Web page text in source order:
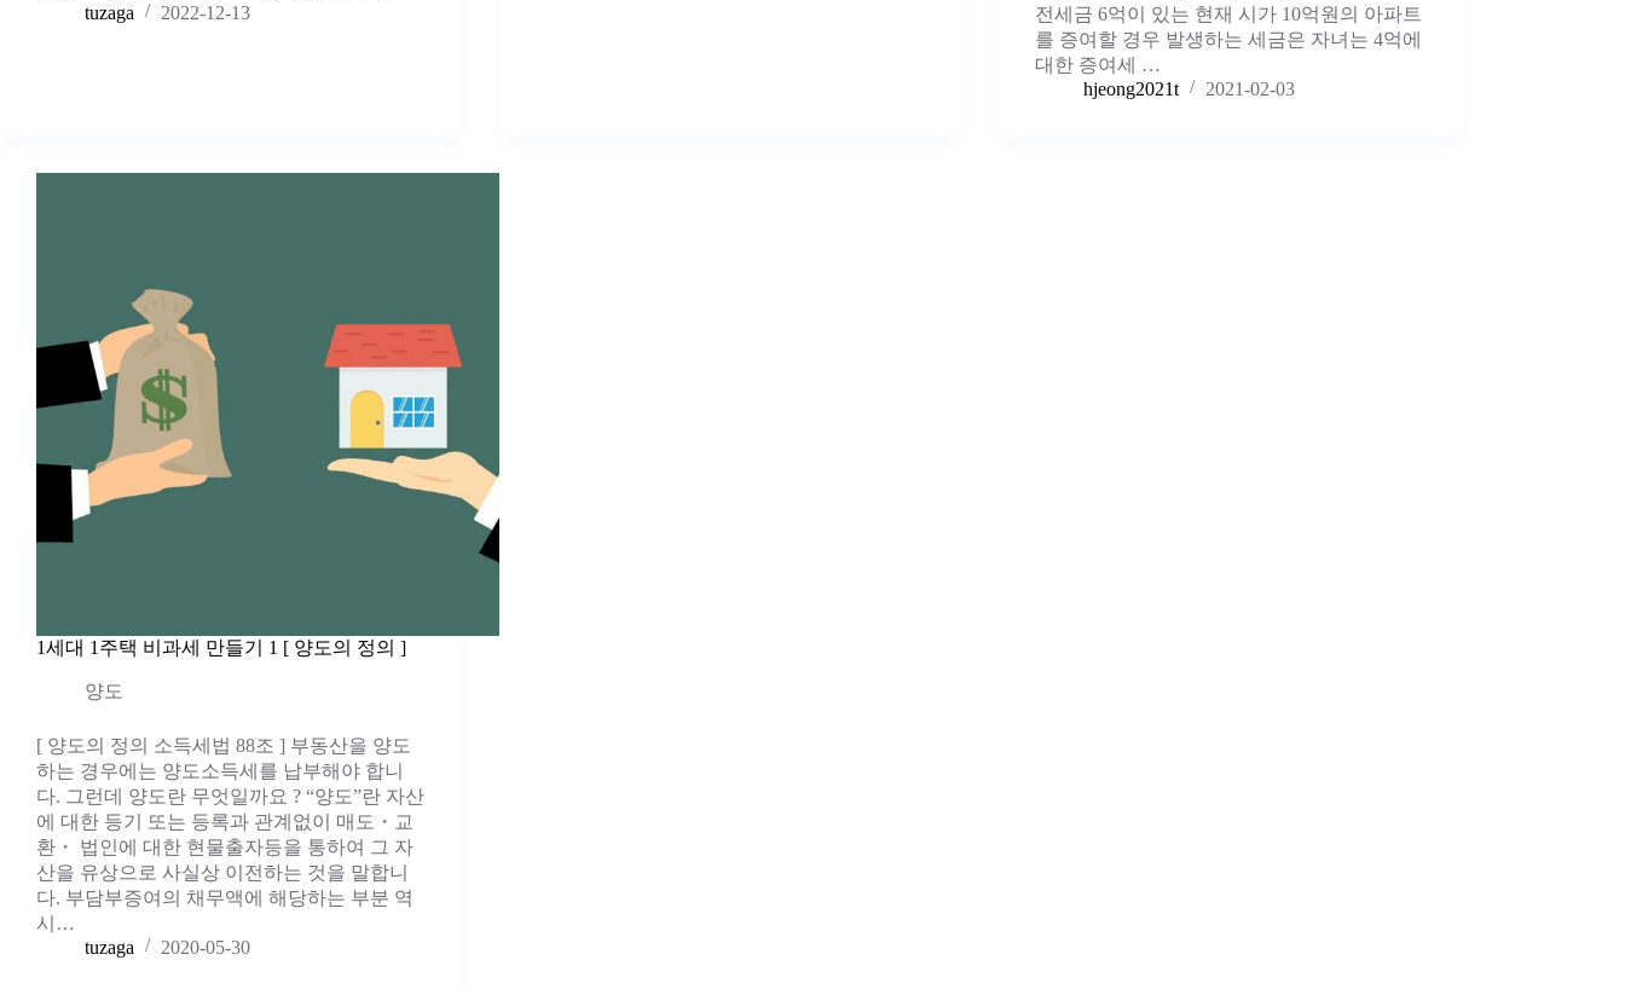
tuzaga
2022-12-13
전세금 6억이 있는 현재 시가 10억원의 아파트
를 증여할 경우 발생하는 세금은 자녀는 4억에
대한 증여세 …
hjeong2021t
2021-02-03
1세대 1주택 비과세 만들기 1 [ 양도의 정의 ]
양도
[ 양도의 정의 소득세법 88조 ] 부동산을 양도
하는 경우에는 양도소득세를 납부해야 합니
다. 그런데 양도란 무엇일까요 ? “양도”란 자산
에 대한 등기 또는 등록과 관계없이 매도・교
환・ 법인에 대한 현물출자등을 통하여 그 자
산을 유상으로 사실상 이전하는 것을 말합니
다. 부담부증여의 채무액에 해당하는 부분 역
시…
tuzaga
2020-05-30